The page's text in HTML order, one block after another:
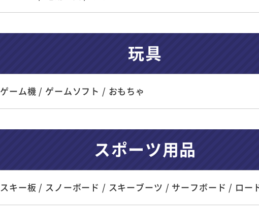
玩具
ゲーム機 / ゲームソフト / おもちゃ
スポーツ用品
スキー板 / スノーボード / スキーブーツ / サーフボード / ロー